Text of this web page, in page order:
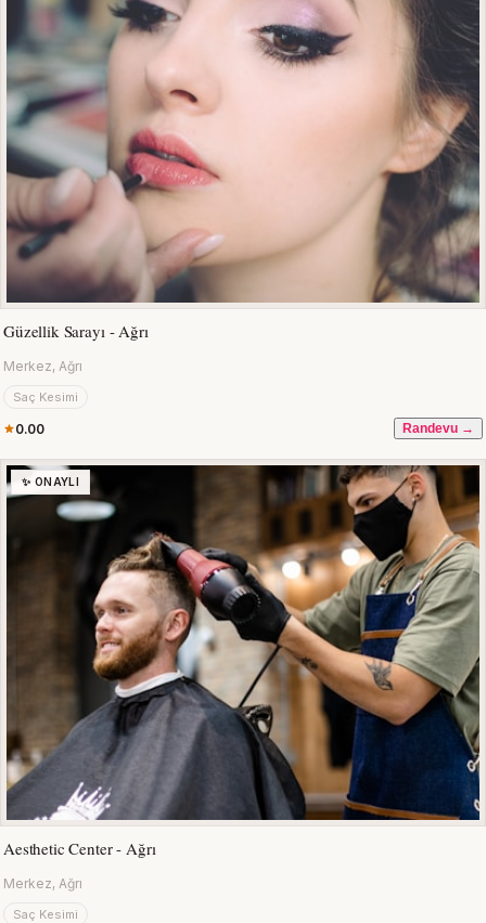
Güzellik Sarayı - Ağrı
Merkez, Ağrı
Saç Kesimi
0.00 Randevu →
✨ ONAYLI
Aesthetic Center - Ağrı
Merkez, Ağrı
Saç Kesimi